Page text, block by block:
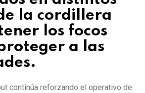
la cordillera
los focos
a las
continúa reforzando el operativo de